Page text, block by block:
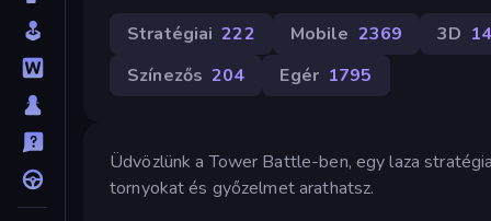
Stratégiai 222 Mobile 2369 3D
Színezős 204 Egér 1795
Üdvözlünk a Tower Battle-ben, egy laza
tornyokat és győzelmet arathatsz.